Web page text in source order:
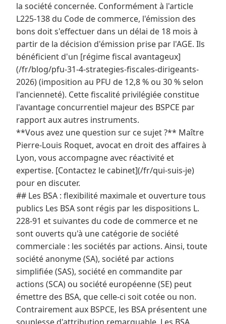
la société concernée. Conformément à l'article
L225-138 du Code de commerce, l'émission des
bons doit s'effectuer dans un délai de 18 mois à
partir de la décision d'émission prise par l'AGE. Ils
bénéficient d'un [régime fiscal avantageux]
(/fr/blog/pfu-31-4-strategies-fiscales-dirigeants-
2026) (imposition au PFU de 12,8 % ou 30 % selon
l'ancienneté). Cette fiscalité privilégiée constitue
l'avantage concurrentiel majeur des BSPCE par
rapport aux autres instruments.
**Vous avez une question sur ce sujet ?** Maître
Pierre-Louis Roquet, avocat en droit des affaires à
Lyon, vous accompagne avec réactivité et
expertise. [Contactez le cabinet](/fr/qui-suis-je)
pour en discuter.
## Les BSA : flexibilité maximale et ouverture tous
publics Les BSA sont régis par les dispositions L.
228-91 et suivantes du code de commerce et ne
sont ouverts qu'à une catégorie de société
commerciale : les sociétés par actions. Ainsi, toute
société anonyme (SA), société par actions
simplifiée (SAS), société en commandite par
actions (SCA) ou société européenne (SE) peut
émettre des BSA, que celle-ci soit cotée ou non.
Contrairement aux BSPCE, les BSA présentent une